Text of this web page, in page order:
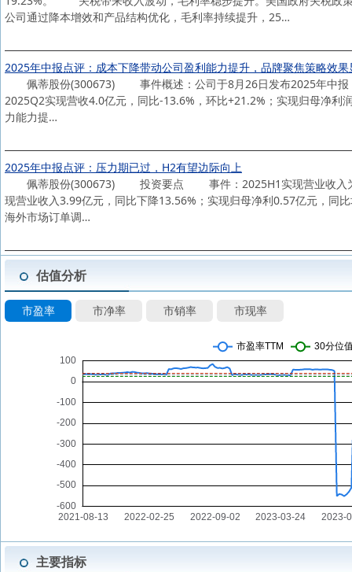
公司通过降本增效和产品结构优化，毛利率持续提升，25…
2025年中报点评：成本下降带动公司盈利能力提升，品牌聚焦策略效果
佩蒂股份(300673) 事件概述：公司于8月26日发布2025年中报，
2025Q2实现营收4.0亿元，同比-13.6%，环比+21.2%；实现归母净
力能力提…
2025年中报点评：压力期已过，H2有望边际向上
佩蒂股份(300673) 投资要点 事件：2025H1实现营业收入为
现营业收入3.99亿元，同比下降13.56%；实现归母净利0.57亿元，
海外市场订单调…
估值分析
市盈率 市净率 市销率 市现率
主要指标